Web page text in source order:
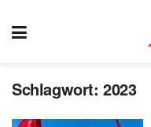
Schlagwort:2023